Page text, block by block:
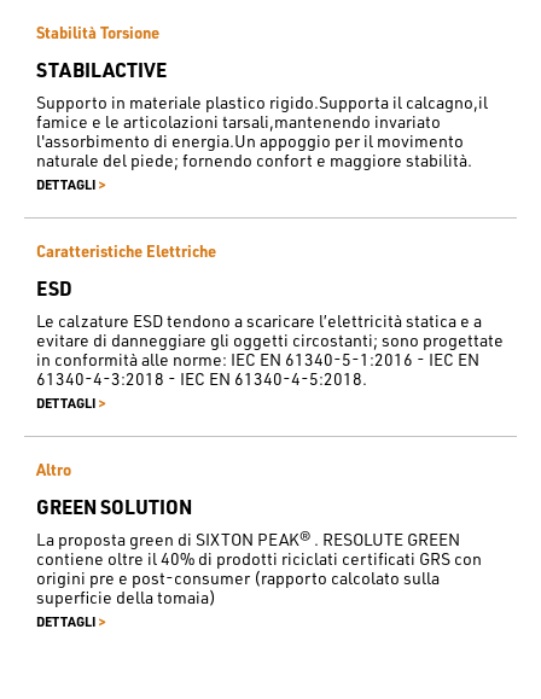
Stabilità Torsione
STABILACTIVE
Supporto in materiale plastico rigido.Supporta il calcagno,il
famice e le articolazioni tarsali,mantenendo invariato
l'assorbimento di energia.Un appoggio per il movimento
naturale del piede; fornendo confort e maggiore stabilità.
DETTAGLI >
Caratteristiche Elettriche
ESD
Le calzature ESD tendono a scaricare l’elettricità statica e a
evitare di danneggiare gli oggetti circostanti; sono progettate
in conformità alle norme: IEC EN 61340-5-1:2016 - IEC EN
61340-4-3:2018 - IEC EN 61340-4-5:2018.
DETTAGLI >
Altro
GREEN SOLUTION
La proposta green di SIXTON PEAK® . RESOLUTE GREEN
contiene oltre il 40% di prodotti riciclati certificati GRS con
origini pre e post-consumer (rapporto calcolato sulla
superficie della tomaia)
DETTAGLI >